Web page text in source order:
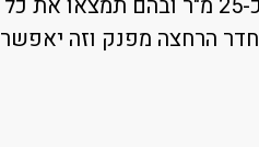
הרחצה מפנק וזה יאפשר